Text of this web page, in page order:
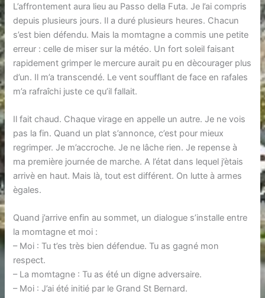
L’affrontement aura lieu au Passo della Futa. Je l’ai compris
depuis plusieurs jours. Il a duré plusieurs heures. Chacun
s’est bien défendu. Mais la momtagne a commis une petite
erreur : celle de miser sur la météo. Un fort soleil faisant
rapidement grimper le mercure aurait pu en dècourager plus
d’un. Il m’a transcendé. Le vent soufflant de face en rafales
m’a rafraîchi juste ce qu’il fallait.
Il fait chaud. Chaque virage en appelle un autre. Je ne vois
pas la fin. Quand un plat s’annonce, c’est pour mieux
regrimper. Je m’accroche. Je ne lâche rien. Je repense à
ma première journée de marche. A l’état dans lequel j’ètais
arrivè en haut. Mais là, tout est différent. On lutte à armes
ègales.
Quand j’arrive enfin au sommet, un dialogue s’installe entre
la momtagne et moi :
– Moi : Tu t’es très bien défendue. Tu as gagné mon
respect.
– La momtagne : Tu as été un digne adversaire.
– Moi : J’ai été initié par le Grand St Bernard.